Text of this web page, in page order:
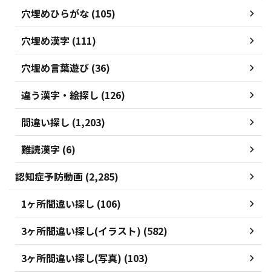
穴埋めひらがな (105)
穴埋め漢字 (111)
穴埋め言葉遊び (36)
違う漢字・絵探し (126)
間違い探し (1,203)
難読漢字 (6)
認知症予防動画 (2,285)
1ヶ所間違い探し (106)
3ヶ所間違い探し(イラスト) (582)
3ヶ所間違い探し(写真) (103)